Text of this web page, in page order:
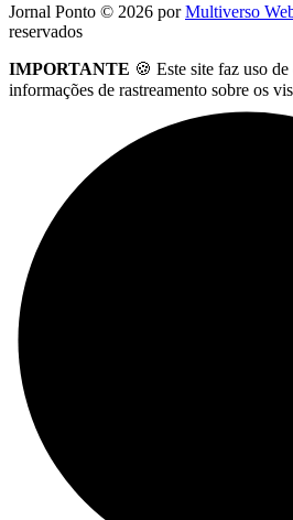
Jornal Ponto © 2026 porMultiverso
reservados
IMPORTANTE 🍪 Este site faz uso
informações de rastreamento sobre os